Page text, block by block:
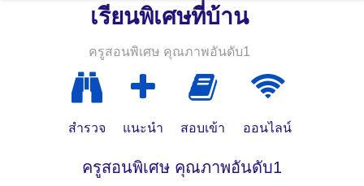
เรียนพิเศษที่บ้าน
ครูสอนพิเศษ คุณภาพอันดับ1
สำรวจ แนะนำ สอบเข้า ออนไลน์
ครูสอนพิเศษ คุณภาพอันดับ1